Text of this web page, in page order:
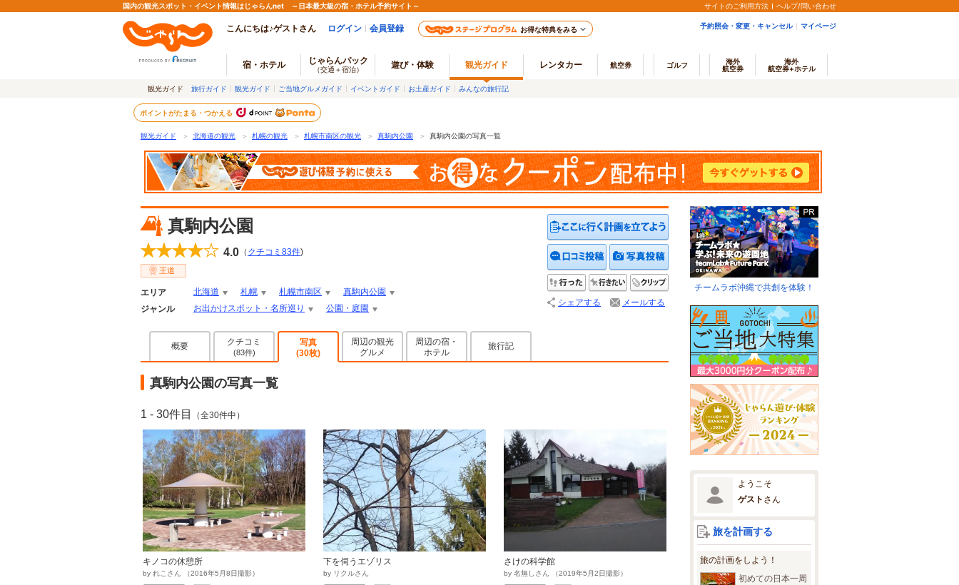
国内の観光スポット・イベント情報はじゃらんnet ～日本最大級の宿・ホテル予約サイト～ サイトのご利用方法 ヘルプ/問い合わせ
こんにちは♪ゲストさん ログイン 会員登録 お得な特典をみる 予約照会・変更・キャンセル マイページ
宿・ホテル じゃらんパック
（交通＋宿泊） 遊び・体験 観光ガイド レンタカー 航空券 ゴルフ
海外
航空券
海外
航空券+ホテル
観光ガイド 旅行ガイド 観光ガイド ご当地グルメガイド イベントガイド お土産ガイド みんなの旅行記
ポイントがたまる・つかえる
観光ガイド ＞ 北海道の観光 ＞ 札幌の観光 ＞ 札幌市南区の観光 ＞ 真駒内公園 ＞ 真駒内公園の写真一覧
真駒内公園
4.0 （ クチコミ 83件)
王道
エリア 北海道 札幌 札幌市南区
真駒内公園
ジャンル
お出かけスポット・名所巡り 公園・庭園
クチコミを投稿する写真を投稿する
行った 行きたい
シェアする メールする
概要 クチコミ
(83件)
写真
(30枚)
周辺の観光
グルメ
周辺の宿・
ホテル
旅行記
真駒内公園の写真一覧
1 - 30件目 （全30件中）
キノコの休憩所
by れこさん （2016年5 月8日撮影）
下を伺うエゾリス
by リクルさん
さけの科学館
by 名無しさん （2019年5 月2日撮影）
チームラボ沖縄で共創を体験！
ようこそ
ゲスト さん
旅を計画する
旅の計画をしよう！
初めての日本一周